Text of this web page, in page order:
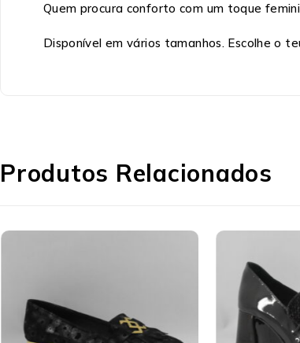
Quem procura conforto com um toque
Disponível em vários tamanhos. Escolhe o
Produtos Relacionados